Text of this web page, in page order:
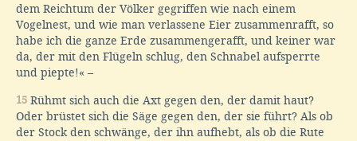
dem Reichtum der Völker gegriffen wie nach einem
Vogelnest, und wie man verlassene Eier zusammenrafft, so
habe ich die ganze Erde zusammengerafft, und keiner war
da, der mit den Flügeln schlug, den Schnabel aufsperrte
und piepte!« –
15 Rühmt sich auch die Axt gegen den, der damit haut?
Oder brüstet sich die Säge gegen den, der sie führt? Als ob
der Stock den schwänge, der ihn aufhebt, als ob die Rute